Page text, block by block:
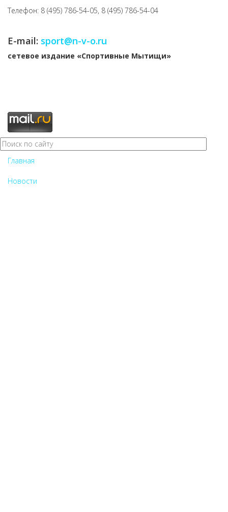
Телефон: 8 (495) 786-54-05, 8 (495) 786-54-04
E-mail: sport@n-v-o.ru
cетевое издание «Спортивные Мытищи»
Главная
Новости